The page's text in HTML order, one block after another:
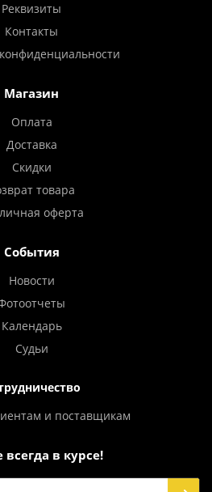
Реквизиты
Контакты
Магазин
Оплата
Доставка
Скидки
товара
оферта
События
Новости
Календарь
Судьи
и поставщикам
всегда в курсе!